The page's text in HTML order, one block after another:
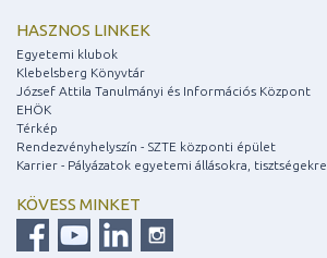
HASZNOS LINKEK
Egyetemi klubok
Klebelsberg Könyvtár
József Attila Tanulmányi és Információs Központ
EHÖK
Térkép
Rendezvényhelyszín - SZTE központi épület
Karrier - Pályázatok egyetemi állásokra, tisztségekre
KÖVESS MINKET